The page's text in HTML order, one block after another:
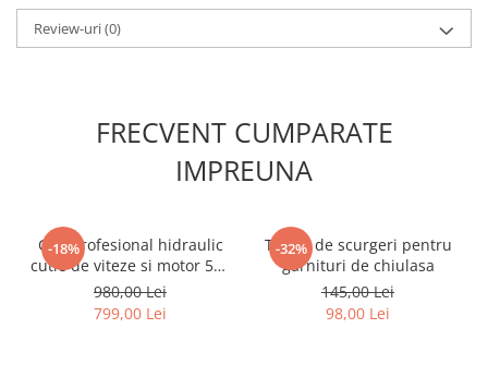
Mazda
Mercedes
Saab
Seat
Review-uri(0)
FRECVENT CUMPARATE
IMPREUNA
-18%
Cric profesional hidraulic
cutie de viteze si motor 500
Kg Forsage
980,00 Lei
799,00 Lei
-32%
Tester de scurgeri pentru
garnituri de chiulasa
145,00 Lei
98,00 Lei